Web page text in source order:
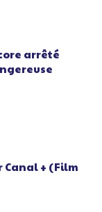
arrêté
Canal + (Film